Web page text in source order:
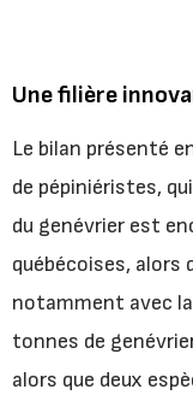
Une filière
Le bilan présenté
de pépiniéristes,
du genévrier est
québécoises, alors
notamment avec
tonnes de
alors que deux